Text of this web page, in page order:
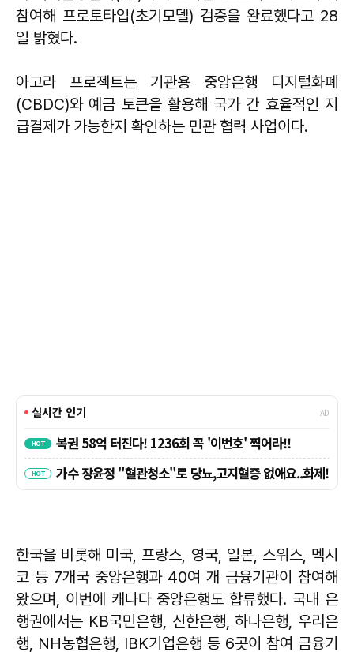
참여해 프로토타입(초기모델) 검증을 완료했다고 28
일 밝혔다.
아고라 프로젝트는 기관용 중앙은행 디지털화폐
(CBDC)와 예금 토큰을 활용해 국가 간 효율적인 지
급결제가 가능한지 확인하는 민관 협력 사업이다.
한국을 비롯해 미국, 프랑스, 영국, 일본, 스위스, 멕시
코 등 7개국 중앙은행과 40여 개 금융기관이 참여해
왔으며, 이번에 캐나다 중앙은행도 합류했다. 국내 은
행권에서는 KB국민은행, 신한은행, 하나은행, 우리은
행, NH농협은행, IBK기업은행 등 6곳이 참여 금융기